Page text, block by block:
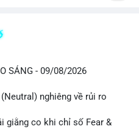
SÁNG - 09/08/2026
nghiêng về rủi ro
giằng co khi chỉ số Fear &